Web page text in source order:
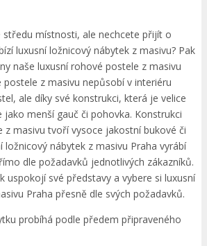
místnosti, ale nechcete přijít o
luxusní ložnicový nábytek z masivu? Pak
naše luxusní rohové postele z masivu
postele z masivu nepůsobí v interiéru
ale díky své konstrukci, která je velice
jako menší gauč či pohovka. Konstrukci
z masivu tvoří vysoce jakostní bukové či
ložnicový nábytek z masivu Praha vyrábí
dle požadavků jednotlivých zákazníků.
uspokojí své představy a vybere si luxusní
Praha přesně dle svých požadavků.
probíhá podle předem připraveného